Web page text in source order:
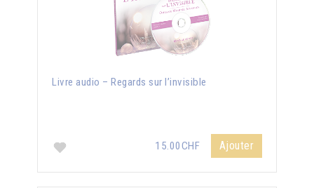
Livre audio – Regards sur l’invisible
15.00CHF Ajouter